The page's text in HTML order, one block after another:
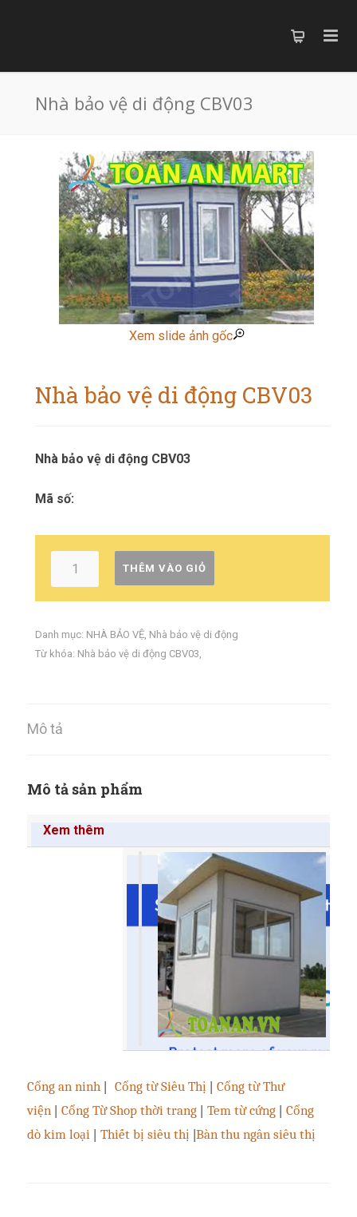
Nhà bảo vệ di động CBV03
Xem slide ảnh gốc
Nhà bảo vệ di động CBV03
Nhà bảo vệ di động CBV03
Mã số:
THÊM VÀO GIỎ
Danh mục: NHÀ BẢO VỆ, Nhà bảo vệ di động
Từ khóa: Nhà bảo vệ di động CBV03,
Mô tả
Mô tả sản phẩm
Xem thêm
Cổng an ninh | Cổng từ Siêu Thị | Cổng từ Thư
viện | Cổng Từ Shop thời trang | Tem từ cứng | Cổng
dò kim loại | Thiết bị siêu thị |Bàn thu ngân siêu thị